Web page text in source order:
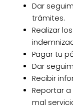
Dar
trámites.
Realizar
Pagar tu
Dar
Recibir
Reportar
mal